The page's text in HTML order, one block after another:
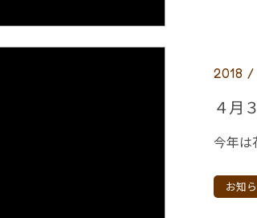
2018
４月
お知